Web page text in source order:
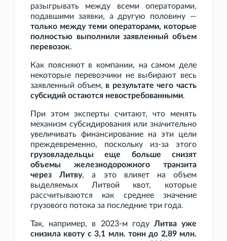
разыгрывать между всеми операторами,
подавшими заявки, а другую половину —
только между теми операторами, которые
полностью выполнили заявленный объем
перевозок.
Как поясняют в компании, на самом деле
некоторые перевозчики не выбирают весь
заявленный объем, в результате чего часть
субсидий остаются невостребованными.
При этом эксперты считают, что менять
механизм субсидирования или значительно
увеличивать финансирование на эти цели
преждевременно, поскольку из-за этого
грузовладельцы еще больше снизят
объемы железнодорожного транзита
через Литву, а это влияет на объем
выделяемых Литвой квот, которые
рассчитываются как среднее значение
грузового потока за последние три года.
Так, например, в 2023-м году Литва уже
снизила квоту с 3,1 млн. тонн до 2,89 млн.